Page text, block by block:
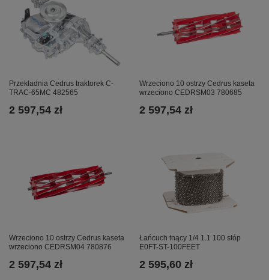
Przekładnia Cedrus traktorek C-
TRAC-65MC 482565
2 597,54 zł
Wrzeciono 10 ostrzy Cedrus kaseta
wrzeciono CEDRSM03 780685
2 597,54 zł
Wrzeciono 10 ostrzy Cedrus kaseta
wrzeciono CEDRSM04 780876
2 597,54 zł
Łańcuch tnący 1/4 1.1 100 stóp
E0FT-ST-100FEET
2 595,60 zł